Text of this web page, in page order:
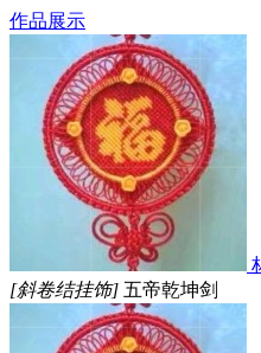
作品展示
[斜卷结挂饰] 五帝乾坤剑